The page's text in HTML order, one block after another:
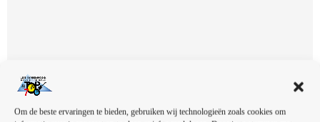
Om de beste ervaringen te bieden, gebruiken wij technologieën zoals cookies om